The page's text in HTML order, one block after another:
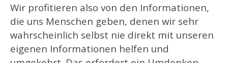
Wir profitieren also von den Informationen,
die uns Menschen geben, denen wir sehr
wahrscheinlich selbst nie direkt mit unseren
eigenen Informationen helfen und